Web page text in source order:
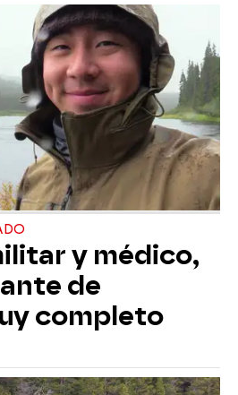
y médico,
de
completo